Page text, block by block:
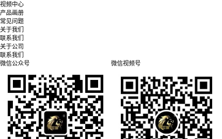
视频中心
产品画册
常见问题
关于我们
联系我们
关于公司
联系我们
微信公众号
微信视频号